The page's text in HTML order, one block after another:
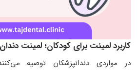
کاربرد لمینت برای کودکان؛ لمینت
در مواردی دندانپزشکان توصیه